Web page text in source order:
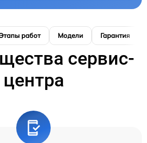
работ Модели Гарантия
сервис-
центра